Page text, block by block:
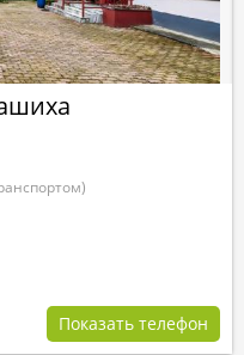
Показать телефон